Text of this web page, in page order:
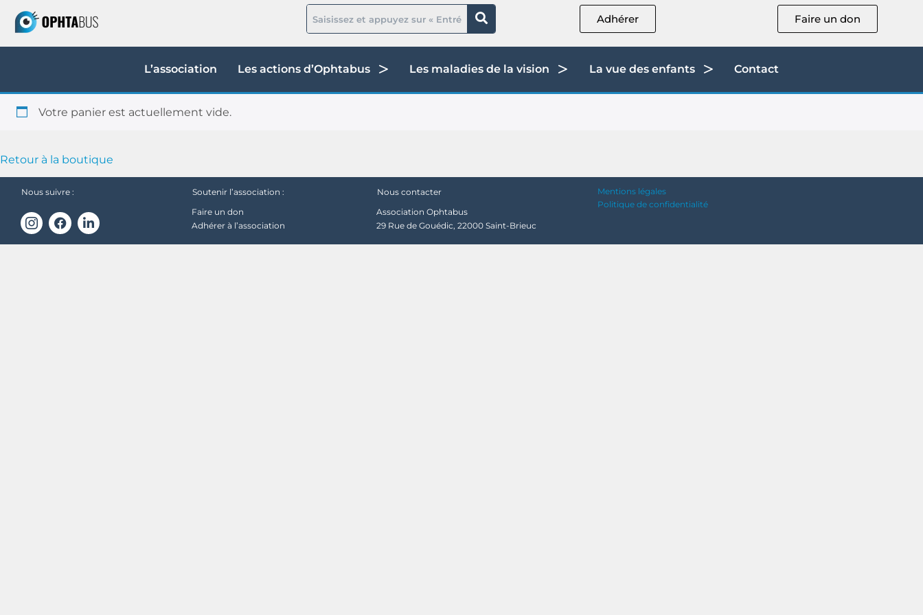
Adhérer Faire un don
L’association Les actions d’Ophtabus Les maladies de la vision La vue des enfants Contact
Votre panier est actuellement vide.
Retour à la boutique
Nous suivre :
Soutenir l’association :
Faire un don
Adhérer à l’association
Nous contacter
Association Ophtabus
29 Rue de Gouédic, 22000 Saint-Brieuc
Mentions légales
Politique de confidentialité